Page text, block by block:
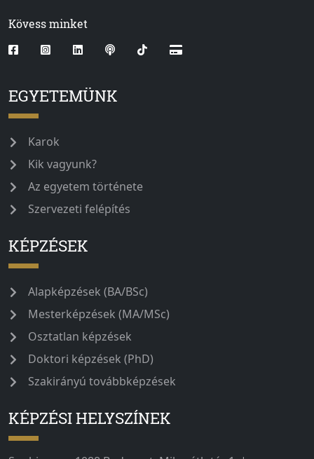
Kövess minket
EGYETEMÜNK
Karok
Kik vagyunk?
Az egyetem története
Szervezeti felépítés
KÉPZÉSEK
Alapképzések (BA/BSc)
Mesterképzések (MA/MSc)
Osztatlan képzések
Doktori képzések (PhD)
Szakirányú továbbképzések
KÉPZÉSI HELYSZÍNEK